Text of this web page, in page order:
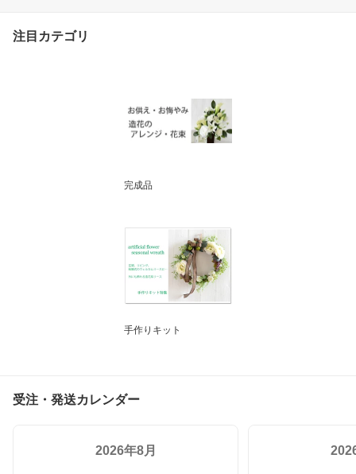
注目カテゴリ
完成品
手作りキット
受注・発送カレンダー
2026年8月